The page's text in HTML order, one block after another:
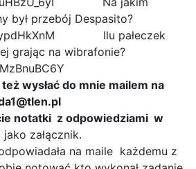
był przebój Despasito?
Ilu pałeczek
grając na wibrafonie?
wysłać do mnie mailem na
notatki z odpowiedziami w
jako załącznik.
na maile każdemu z